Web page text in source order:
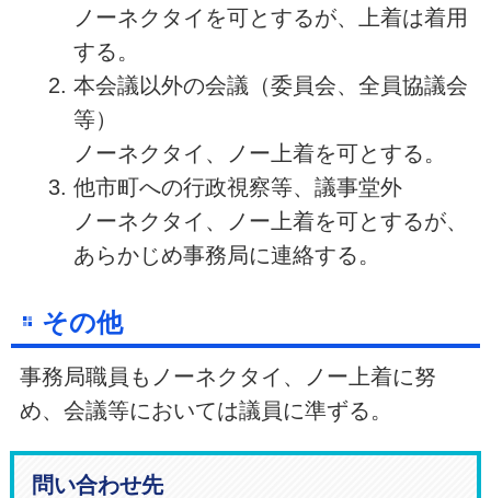
ノーネクタイを可とするが、上着は着用
する。
本会議以外の会議（委員会、全員協議会
等）
ノーネクタイ、ノー上着を可とする。
他市町への行政視察等、議事堂外
ノーネクタイ、ノー上着を可とするが、
あらかじめ事務局に連絡する。
その他
事務局職員もノーネクタイ、ノー上着に努
め、会議等においては議員に準ずる。
問い合わせ先